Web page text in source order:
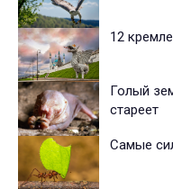
12
Голый
стареет
Самые